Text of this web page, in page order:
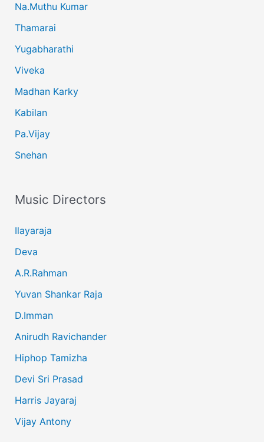
Na.Muthu Kumar
Thamarai
Yugabharathi
Viveka
Madhan Karky
Kabilan
Pa.Vijay
Snehan
Music Directors
Ilayaraja
Deva
A.R.Rahman
Yuvan Shankar Raja
D.Imman
Anirudh Ravichander
Hiphop Tamizha
Devi Sri Prasad
Harris Jayaraj
Vijay Antony